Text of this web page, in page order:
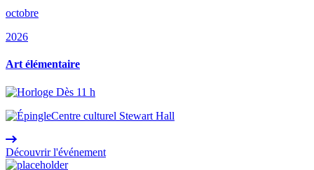
octobre
2026
Art élémentaire
Dès 11 h
Centre culturel Stewart Hall
Découvrir l'événement